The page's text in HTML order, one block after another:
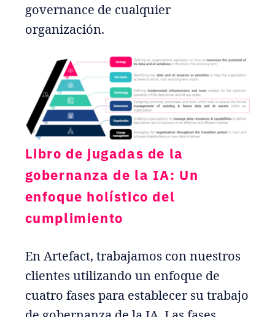
governance de cualquier
organización.
Libro de jugadas de la
gobernanza de la IA: Un
enfoque holístico del
cumplimiento
En Artefact, trabajamos con nuestros
clientes utilizando un enfoque de
cuatro fases para establecer su trabajo